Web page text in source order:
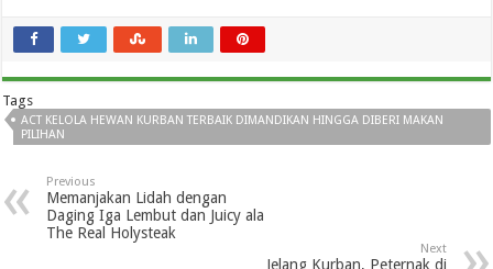
Tags
ACT KELOLA HEWAN KURBAN TERBAIK DIMANDIKAN HINGGA DIBERI MAKAN
PILIHAN
Previous
Memanjakan Lidah dengan
Daging Iga Lembut dan Juicy ala
The Real Holysteak
Next
Jelang Kurban, Peternak di